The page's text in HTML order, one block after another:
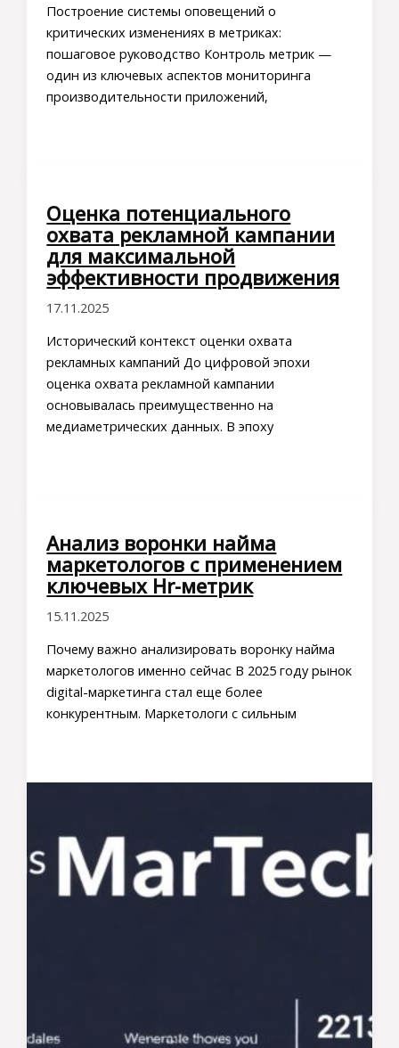
Построение системы оповещений о
критических изменениях в метриках:
пошаговое руководство Контроль метрик —
один из ключевых аспектов мониторинга
производительности приложений,
Оценка потенциального
охвата рекламной кампании
для максимальной
эффективности продвижения
17.11.2025
Исторический контекст оценки охвата
рекламных кампаний До цифровой эпохи
оценка охвата рекламной кампании
основывалась преимущественно на
медиаметрических данных. В эпоху
Анализ воронки найма
маркетологов с применением
ключевых Hr-метрик
15.11.2025
Почему важно анализировать воронку найма
маркетологов именно сейчас В 2025 году рынок
digital-маркетинга стал еще более
конкурентным. Маркетологи с сильным